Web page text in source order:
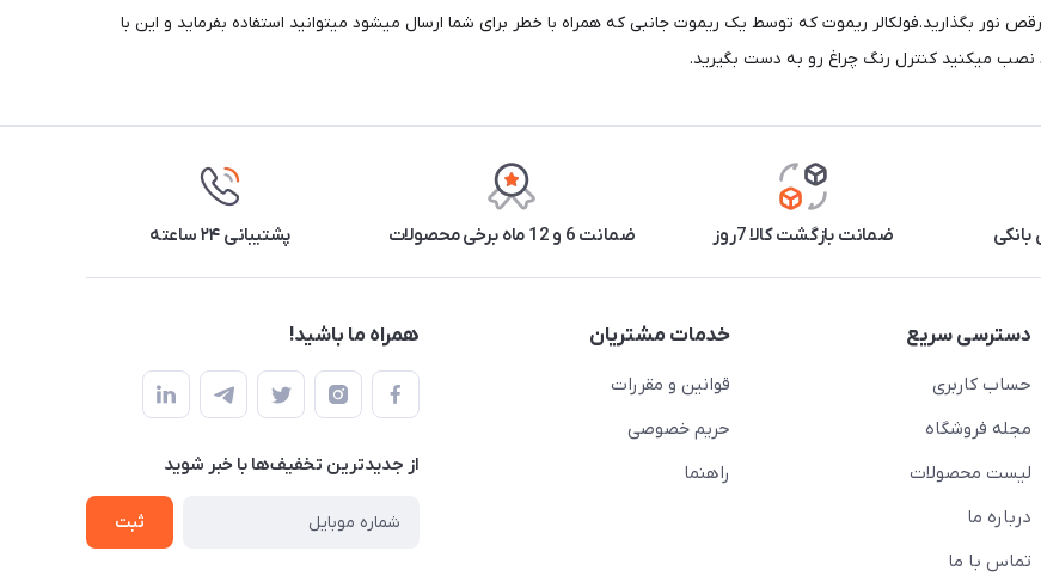
بگذارید.فولکالر ریموت که توسط یک ریموت جانبی که همراه با خطر برای شما ارسال میشود میتوانید استفاده بفرماید و این با
ضمانت بازگشت کالا 7روز ضمانت 6 و 12 ماه برخی محصولات پشتیبانی ۲۴ ساعته
دسترسی سریع
حساب کاربری
مجله فروشگاه
لیست محصولات
درباره ما
تماس با ما
خدمات مشتریان
قوانین و مقررات
حریم خصوصی
راهنما
همراه ما باشید!
از جدید‌ترین تخفیف‌ها با‌ خبر شوید
ثبت